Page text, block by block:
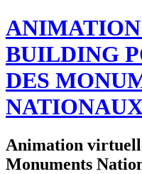
BUILDING
DES
Animation
Monuments